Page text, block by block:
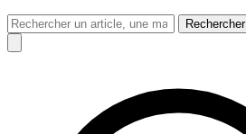
Rechercher